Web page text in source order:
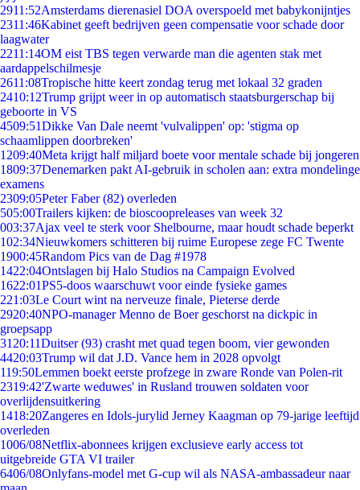
2911:52Amsterdams dierenasiel DOA overspoeld met babykonijntjes
2311:46Kabinet geeft bedrijven geen compensatie voor schade door
laagwater
2211:14OM eist TBS tegen verwarde man die agenten stak met
aardappelschilmesje
2611:08Tropische hitte keert zondag terug met lokaal 32 graden
2410:12Trump grijpt weer in op automatisch staatsburgerschap bij
geboorte in VS
4509:51Dikke Van Dale neemt 'vulvalippen' op: 'stigma op
schaamlippen doorbreken'
1209:40Meta krijgt half miljard boete voor mentale schade bij jongeren
1809:37Denemarken pakt AI-gebruik in scholen aan: extra mondelinge
examens
2309:05Peter Faber (82) overleden
505:00Trailers kijken: de bioscoopreleases van week 32
003:37Ajax veel te sterk voor Shelbourne, maar houdt schade beperkt
102:34Nieuwkomers schitteren bij ruime Europese zege FC Twente
1900:45Random Pics van de Dag #1978
1422:04Ontslagen bij Halo Studios na Campaign Evolved
1622:01PS5-doos waarschuwt voor einde fysieke games
221:03Le Court wint na nerveuze finale, Pieterse derde
2920:40NPO-manager Menno de Boer geschorst na dickpic in
groepsapp
31 20:11Duitser (93) crasht met quad tegen boom, vier gewonden
4420:03Trump wil dat J.D. Vance hem in 2028 opvolgt
119:50Lemmen boekt eerste profzege in zware Ronde van Polen-rit
2319:42'Zwarte weduwes' in Rusland trouwen soldaten voor
overlijdensuitkering
1418:20Zangeres en Idols-jurylid Jerney Kaagman op 79-jarige leeftijd
overleden
1006/08Netflix-abonnees krijgen exclusieve early access tot
uitgebreide GTA VI trailer
6406/08Onlyfans-model met G-cup wil als NASA-ambassadeur naar